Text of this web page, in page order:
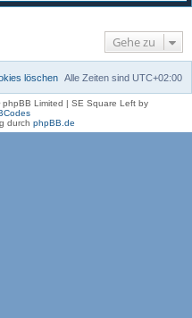
Gehe zu
Alle Zeiten sind UTC+02:00
löschen
Limited | SE Square Left by
durch phpBB.de